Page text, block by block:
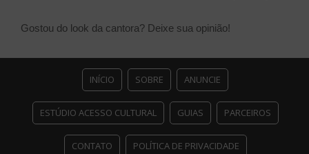
Gostou do look da cantora? Deixe sua opinião!
INÍCIO SOBRE ANUNCIE
ESTÚDIO ACESSO CULTURAL GUIAS PARCEIROS
CONTATO POLÍTICA DE PRIVACIDADE